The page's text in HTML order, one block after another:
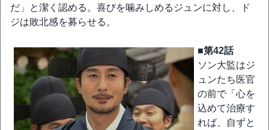
だ」と潔く認める。喜びを噛みしめるジュンに対し、ド
ジは敗北感を募らせる。
■第42話
ソン大監はジ
ュンたち医官
の前で「心を
込めて治療す
れば、自ずと